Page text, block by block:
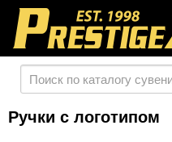
Ручки с логотипом